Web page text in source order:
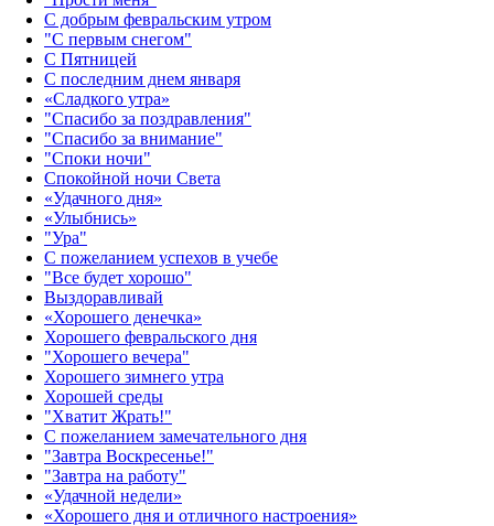
С добрым февральским утром
"С первым снегом"
С Пятницей
С последним днем января
«Сладкого утра»‎
"Спасибо за поздравления"
"Спасибо за внимание"
"Споки ночи"
Спокойной ночи Света
«Удачного дня»‎
«Улыбнись»‎
"Ура"
С пожеланием успехов в учебе
"Все будет хорошо"
Выздоравливай
«‎Хорошего денечка»‎
Хорошего февральского дня
"Хорошего вечера"
Хорошего зимнего утра
Хорошей среды
"Хватит Жрать!"
С пожеланием замечательного дня
"Завтра Воскресенье!"
"Завтра на работу"
«Удачной недели»‎
«Хорошего дня и отличного настроения»‎